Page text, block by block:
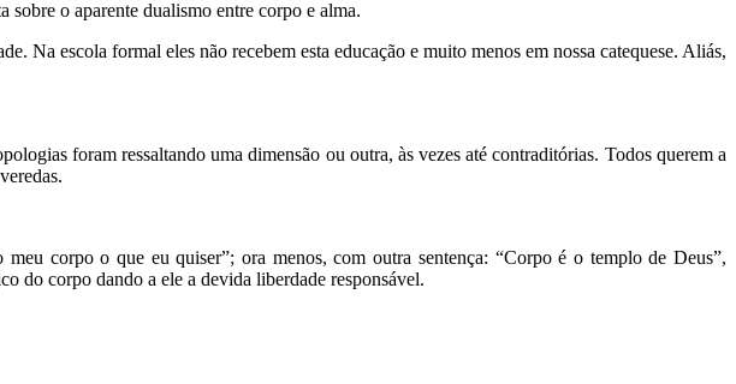
sobre o aparente dualismo entre corpo e alma.
Na escola formal eles não recebem esta educação e muito menos em nossa catequese. Aliás,
foram ressaltando uma dimensão ou outra, às vezes até contraditórias. Todos querem a
corpo o que eu quiser”; ora menos, com outra sentença: “Corpo é o templo de Deus”,
do corpo dando a ele a devida liberdade responsável.